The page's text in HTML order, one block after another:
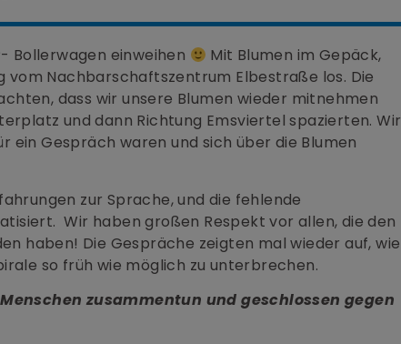
Bollerwagen einweihen
Mit Blumen im Gepäck,
vom Nachbarschaftszentrum Elbestraße los. Die
dass wir unsere Blumen wieder mitnehmen
und dann Richtung Emsviertel spazierten. Wir
Gespräch waren und sich über die Blumen
zur Sprache, und die fehlende
Wir haben großen Respekt vor allen, die den
haben! Die Gespräche zeigten mal wieder auf, wie
so früh wie möglich zu unterbrechen.
zusammentun und geschlossen gegen